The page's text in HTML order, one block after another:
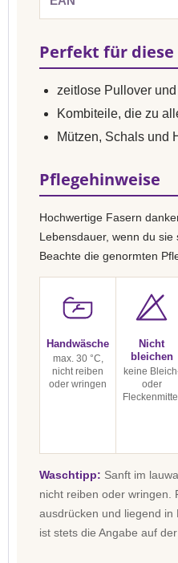
Perfekt für
zeitlose Pullover
Kombiteile, die zu
Mützen, Schals und
Pflegehinweise
Hochwertige Fasern
Lebensdauer, wenn du sie
Beachte die genormten
Handwäsche
max. 30 °C,
nicht reiben
oder wringen
Nicht
bleichen
keine
oder
Fleckenmittel
Waschtipp: Sanft im
nicht reiben oder wringen.
ausdrücken und liegend
ist stets die Angabe auf